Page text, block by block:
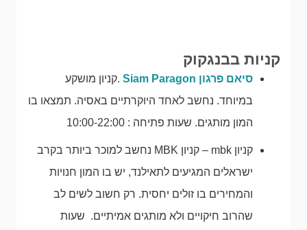
קניות בבנגקוק
סיאם פרגון Siam Paragon
.קניון מושקע
במיוחד. נחשב לאחד היוקרתיים באסיה. תמצאו בו
המון מותגים. שעות פתיחה : 10:00-22:00
קניון mbk – קניון MBK נחשב למוכר ביותר בקרב
ישראלים המגיעים לתאילנד, יש בו המון חנויות
והמחירים בו זולים יחסית. רק חשוב לשים לב
שהרוב חיקויים ולא מותגים אמיתיים. שעות